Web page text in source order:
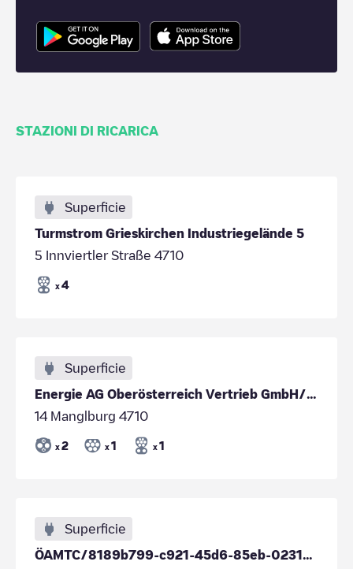
STAZIONI DI RICARICA
Superficie
Turmstrom Grieskirchen Industriegelände 5
5 Innviertler Straße 4710
x 4
Superficie
Energie AG Oberösterreich Vertrieb GmbH/cc205549-a03e-42aa-941a-338f30daf9b0
14 Manglburg 4710
x 2 x 1 x 1
Superficie
ÖAMTC/8189b799-c921-45d6-85eb-02317be06131